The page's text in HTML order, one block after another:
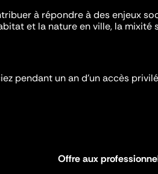
à répondre à des enjeux
et la nature en ville, la mixité
pendant un an d’un accès
Offre aux